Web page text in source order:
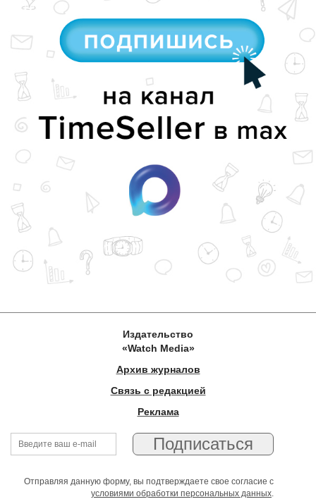
Издательство
«Watch Media»
Архив журналов
Связь с редакцией
Реклама
Отправляя данную форму, вы подтверждаете свое согласие с
условиями обработки персональных данных.